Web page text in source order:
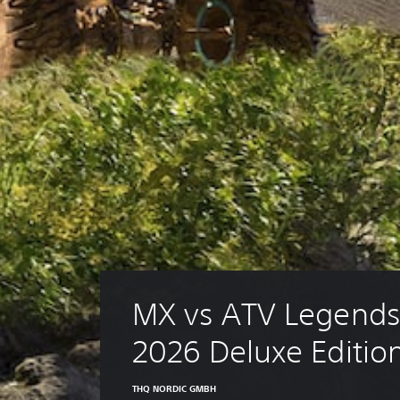
MX vs ATV
2026 Deluxe
THQ NORDIC GMBH